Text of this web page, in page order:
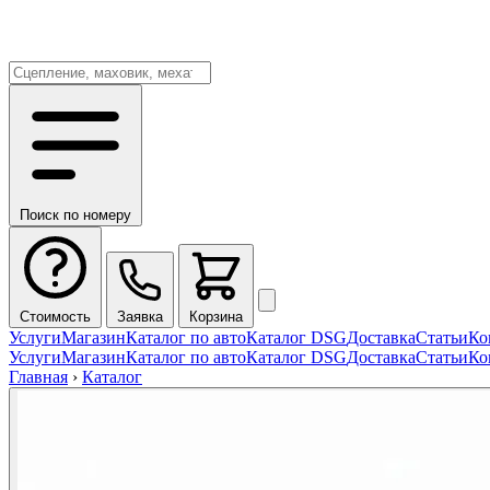
Поиск по номеру
Стоимость Заявка Корзина
УслугиМагазинКаталог по автоКаталог DSGДоставкаСтатьи
УслугиМагазинКаталог по автоКаталог DSGДоставкаСтатьи
Главная › Каталог